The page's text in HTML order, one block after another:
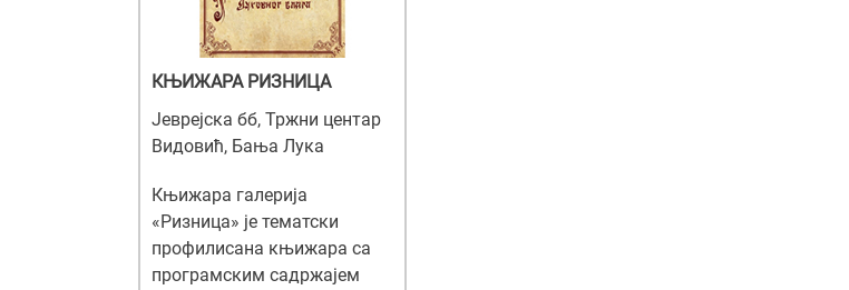
КЊИЖАРА РИЗНИЦА
Јеврејска бб, Тржни центар
Видовић, Бања Лука
Књижара галерија
«Ризница» је тематски
профилисана књижара са
програмским садржајем